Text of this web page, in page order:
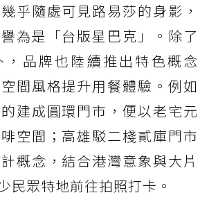
乎隨處可見路易莎的身影，
為是「台版星巴克」。除了
，品牌也陸續推出特色概念
間風格提升用餐體驗。例如
建成圓環門市，便以老宅元
空間；高雄駁二棧貳庫門市
概念，結合港灣意象與大片
民眾特地前往拍照打卡。